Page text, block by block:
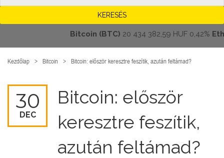
Bitcoin (BTC)20 434 382,59 HUF 0,42%
Kezdőlap Bitcoin Bitcoin: először keresztre feszítik, azután feltámad?
30
DEC
Bitcoin: először
keresztre feszítik,
azután feltámad?